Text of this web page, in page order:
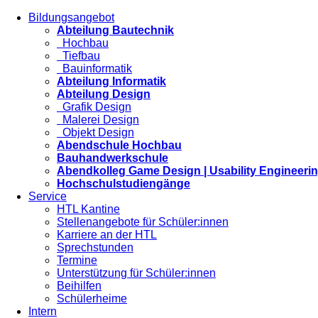
Bildungsangebot
Abteilung Bautechnik
Hochbau
Tiefbau
Bauinformatik
Abteilung Informatik
Abteilung Design
Grafik Design
Malerei Design
Objekt Design
Abendschule Hochbau
Bauhandwerkschule
Abendkolleg Game Design | Usability
Hochschulstudiengänge
Service
HTL Kantine
Stellenangebote für Schüler:innen
Karriere an der HTL
Sprechstunden
Termine
Unterstützung für Schüler:innen
Beihilfen
Schülerheime
Intern